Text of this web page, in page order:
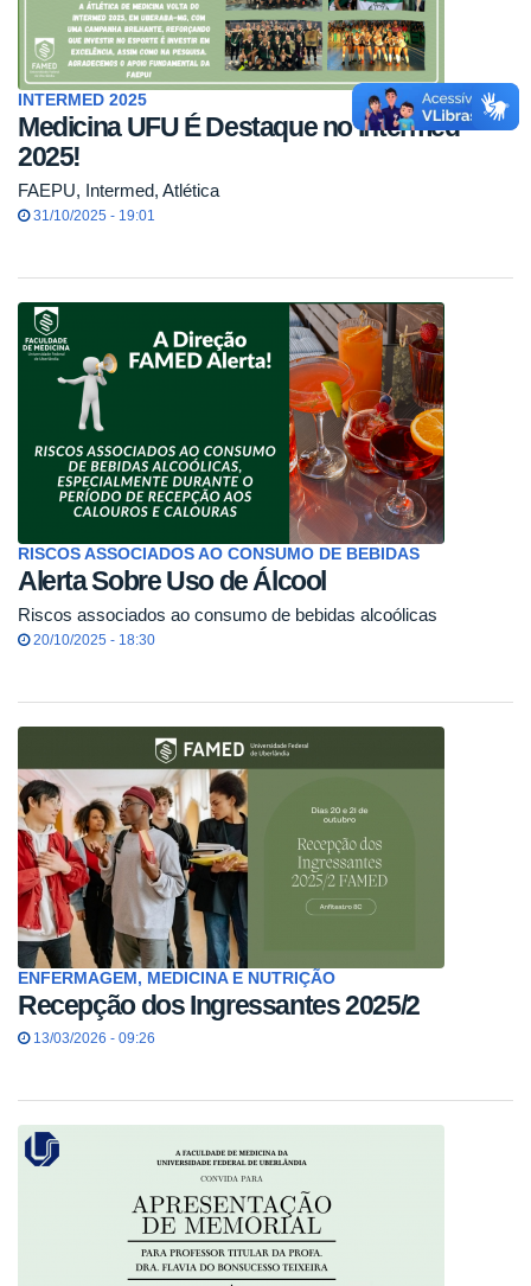
INTERMED 2025
Medicina UFU É Destaque no Intermed
2025!
FAEPU, Intermed, Atlética
31/10/2025 - 19:01
RISCOS ASSOCIADOS AO CONSUMO DE BEBIDAS
Alerta Sobre Uso de Álcool
Riscos associados ao consumo de bebidas alcoólicas
20/10/2025 - 18:30
ENFERMAGEM, MEDICINA E NUTRIÇÃO
Recepção dos Ingressantes 2025/2
13/03/2026 - 09:26